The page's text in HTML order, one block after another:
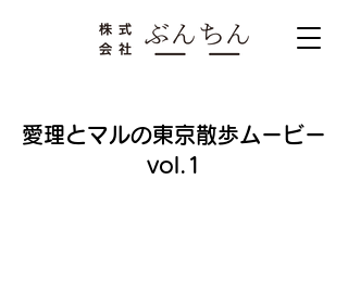
愛理とマルの東京散歩ムービー
vol.1